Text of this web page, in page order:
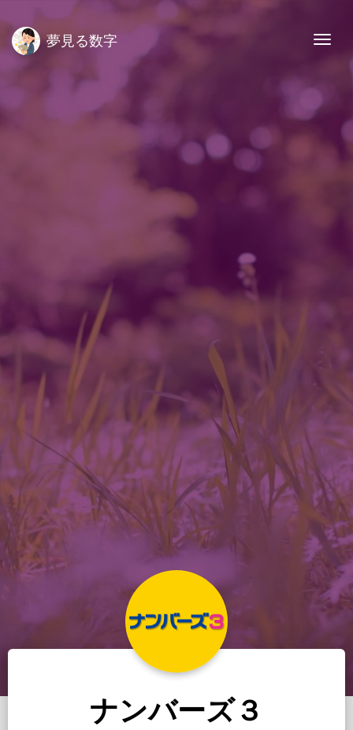
夢見る数字
ナンバーズ３